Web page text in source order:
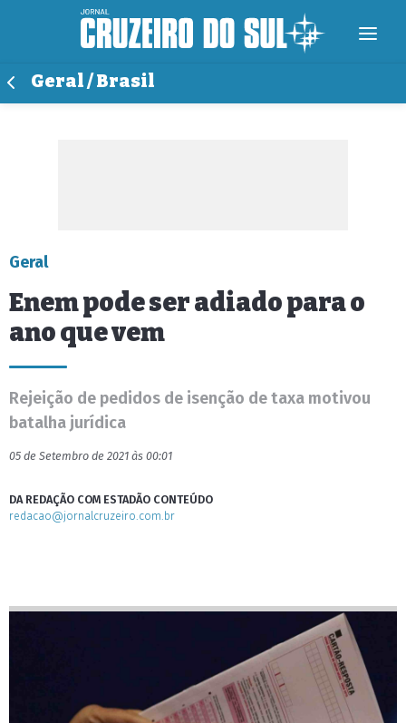
Geral / Brasil
Geral
Enem pode ser adiado para o
ano que vem
Rejeição de pedidos de isenção de taxa motivou
batalha jurídica
05 de Setembro de 2021 às 00:01
DA REDAÇÃO COM ESTADÃO CONTEÚDO
redacao@jornalcruzeiro.com.br